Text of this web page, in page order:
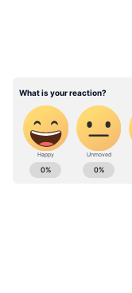
পারে। হিন্দু
দিয়েই হোলিকা
সবুজ গাঠের
গাঠের ডাল
Spiritual News